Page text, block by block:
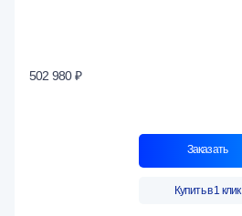
502 980 ₽
Заказать
Купить в 1 клик